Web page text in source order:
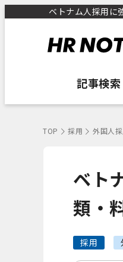
ベトナム人採用に
記事検索
TOP 採用 外国人
ベト
類・
採用